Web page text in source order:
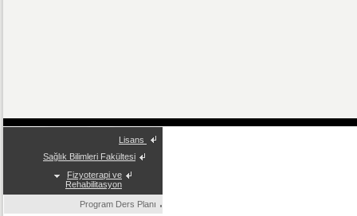
Lisans
Sağlık Bilimleri Fakültesi
Fizyoterapi ve
Rehabilitasyon
Program Ders Planı